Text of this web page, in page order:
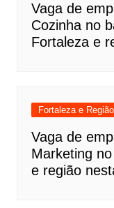
Vaga de
Cozinha no
Fortaleza e
Fortaleza e
Vaga de
Marketing
e região